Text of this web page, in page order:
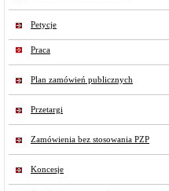
Petycje
Praca
Plan zamówień publicznych
Przetargi
Zamówienia bez stosowania PZP
Koncesje